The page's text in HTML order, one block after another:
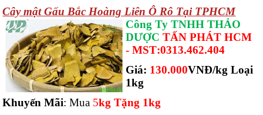
Cây mật Gấu Bắc Hoàng Liên Ô Rô Tại TPHCM
Công Ty TNHH THẢO
DƯỢCTẤN PHÁT HCM
-MST:0313.462.404
Giá: 130.000VNĐ/kg Loại
1kg
Khuyến Mãi: Mua 5kg Tặng 1kg